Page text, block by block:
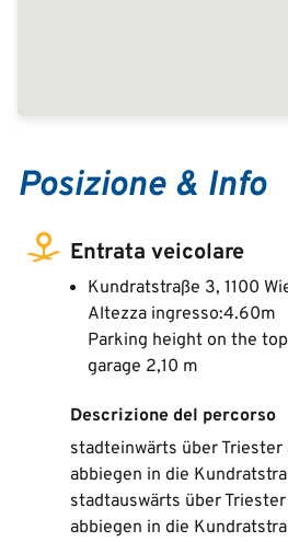
Posizione & Info
Entrata veicolare
Kundratstraße 3, 1100
Altezza ingresso:4.60m
Parking height on the
garage 2,10 m
Descrizione del percorso
stadteinwärts über Triester
abbiegen in die
stadtauswärts über
abbiegen in die